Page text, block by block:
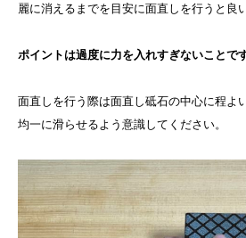
麗に消えるまでを目安に面直しを行うと良
ポイントは過度に力を入れすぎないことです
面直しを行う際は面直し砥石の中心に程よ
均一に滑らせるよう意識してください。